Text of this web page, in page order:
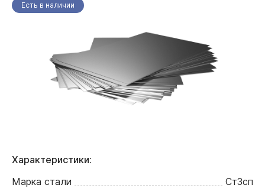
Есть в наличии
Характеристики:
Марка стали
Ст3сп